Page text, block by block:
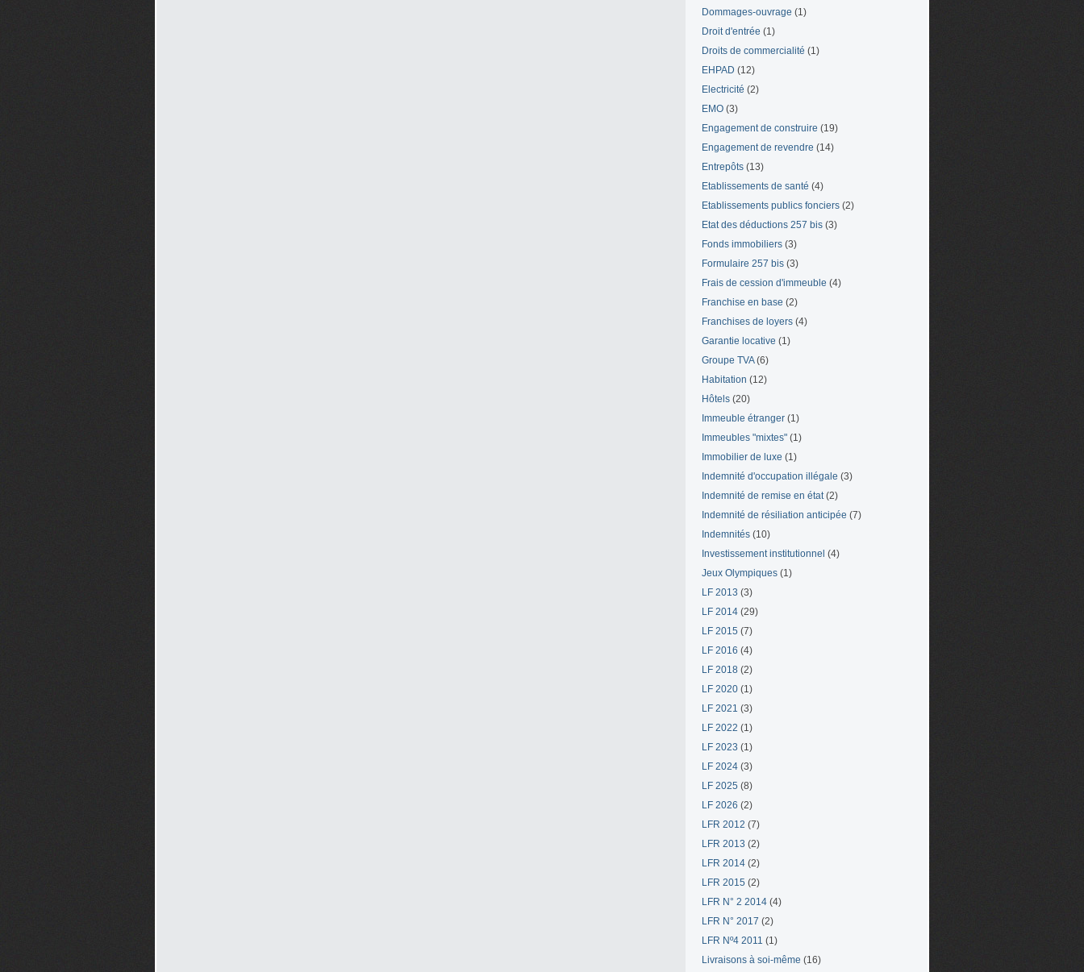
Dommages-ouvrage (1)
Droit d'entrée (1)
Droits de commercialité (1)
EHPAD (12)
Electricité (2)
EMO (3)
Engagement de construire (19)
Engagement de revendre (14)
Entrepôts (13)
Etablissements de santé (4)
Etablissements publics fonciers (2)
Etat des déductions 257 bis (3)
Fonds immobiliers (3)
Formulaire 257 bis (3)
Frais de cession d'immeuble (4)
Franchise en base (2)
Franchises de loyers (4)
Garantie locative (1)
Groupe TVA(6)
Habitation (12)
Hôtels (20)
Immeuble étranger (1)
Immeubles "mixtes" (1)
Immobilier de luxe (1)
Indemnité d'occupation illégale (3)
Indemnité de remise en état(2)
Indemnité de résiliation anticipée (7)
Indemnités (10)
Investissement institutionnel (4)
Jeux Olympiques (1)
LF 2013 (3)
LF 2014 (29)
LF 2015 (7)
LF 2016 (4)
LF 2018 (2)
LF 2020 (1)
LF 2021 (3)
LF 2022 (1)
LF 2023 (1)
LF 2024 (3)
LF 2025 (8)
LF 2026 (2)
LFR 2012 (7)
LFR 2013 (2)
LFR 2014 (2)
LFR 2015 (2)
LFR N° 2 2014 (4)
LFR N° 2017 (2)
LFR Nº4 2011 (1)
Livraisons à soi-même (16)